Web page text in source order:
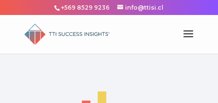
+569 8529 9236 info@ttisi.cl